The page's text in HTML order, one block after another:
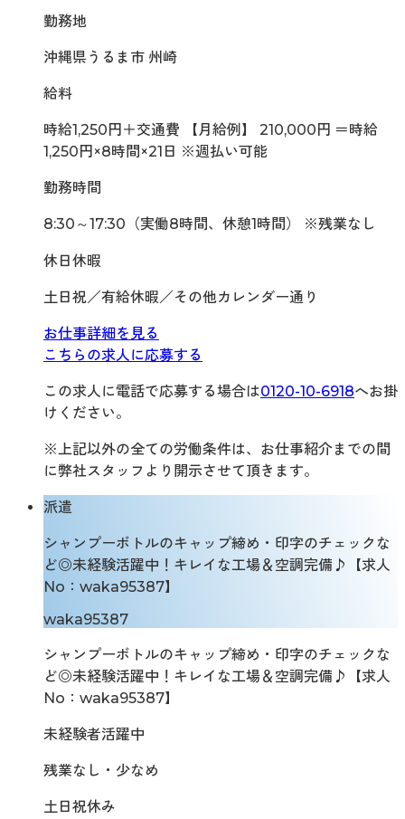
勤務地
沖縄県うるま市 州崎
給料
時給1,250円＋交通費 【月給例】 210,000円 ＝時給
1,250円×8時間×21日 ※週払い可能
勤務時間
8:30～17:30（実働8時間、休憩1時間） ※残業なし
休日休暇
土日祝／有給休暇／その他カレンダー通り
お仕事詳細を見る
こちらの求人に応募する
この求人に電話で応募する場合は0120-10-6918へお掛
けください。
※上記以外の全ての労働条件は、お仕事紹介までの間
に弊社スタッフより開示させて頂きます。
派遣
シャンプーボトルのキャップ締め・印字のチェックな
ど◎未経験活躍中！キレイな工場＆空調完備♪【求人
No：waka95387】
waka95387
シャンプーボトルのキャップ締め・印字のチェックな
ど◎未経験活躍中！キレイな工場＆空調完備♪【求人
No：waka95387】
未経験者活躍中
残業なし・少なめ
土日祝休み